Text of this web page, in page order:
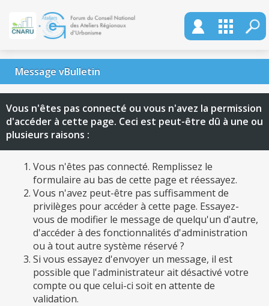
Message vBulletin
Vous n'êtes pas connecté ou vous n'avez la permission
d'accéder à cette page. Ceci est peut-être dû à une ou
plusieurs raisons :
Vous n'êtes pas connecté. Remplissez le
formulaire au bas de cette page et réessayez.
Vous n'avez peut-être pas suffisamment de
privilèges pour accéder à cette page. Essayez-
vous de modifier le message de quelqu'un d'autre,
d'accéder à des fonctionnalités d'administration
ou à tout autre système réservé ?
Si vous essayez d'envoyer un message, il est
possible que l'administrateur ait désactivé votre
compte ou que celui-ci soit en attente de
validation.